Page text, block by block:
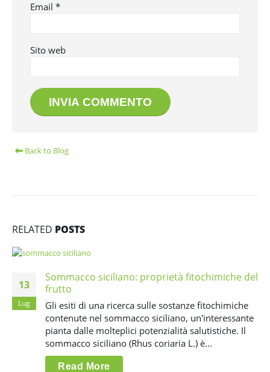
Email *
Sito web
Back to Blog
RELATED POSTS
13
Lug
Sommacco siciliano: proprietà fitochimiche del
frutto
Gli esiti di una ricerca sulle sostanze fitochimiche
contenute nel sommacco siciliano, un'interessante
pianta dalle molteplici potenzialità salutistiche. Il
sommacco siciliano (Rhus coriaria L.) è...
Read More